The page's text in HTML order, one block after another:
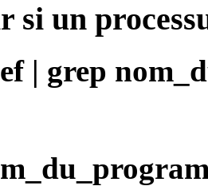
si un
| grep